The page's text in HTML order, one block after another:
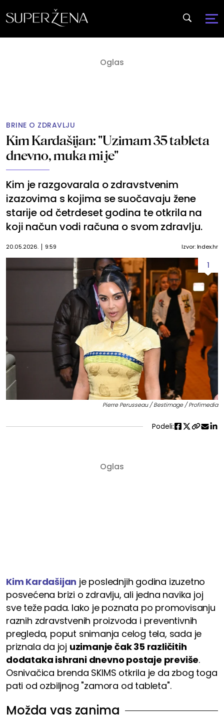
BRINE O ZDRAVLJU
Kim Kardašijan: "Uzimam 35 tableta
dnevno, muka mi je"
Kim je razgovarala o zdravstvenim
izazovima s kojima se suočavaju žene
starije od četrdeset godina te otkrila na
koji načun vodi računa o svom zdravlju.
20.05.2026. 9:59 Izvor: Index.hr
1
Pierre Perusseau / Bestimage / Profimedia
Podeli:
Kim Kardašijan je poslednjih godina izuzetno
posvećena brizi o zdravlju, ali jedna navika joj
sve teže pada. Iako je poznata po promovisanju
raznih zdravstvenih proizvoda i preventivnih
pregleda, poput snimanja celog tela, sada je
priznala da joj uzimanje čak 35 različitih
dodataka ishrani dnevno postaje previše.
Osnivačica brenda SKIMS otkrila je da zbog toga
pati od ozbiljnog "zamora od tableta".
Možda vas zanima